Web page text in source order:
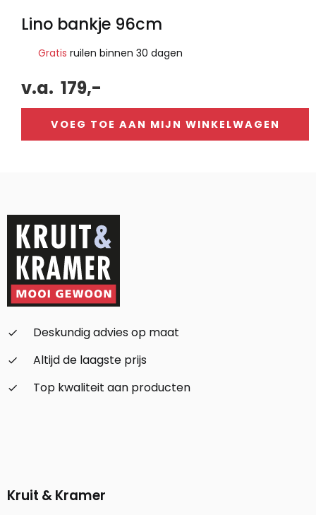
Lino bankje 96cm
Gratis ruilen binnen 30 dagen
v.a. 179,-
VOEG TOE AAN MIJN WINKELWAGEN
check_small
Deskundig advies op maat
check_small
Altijd de laagste prijs
check_small
Top kwaliteit aan producten
Kruit & Kramer